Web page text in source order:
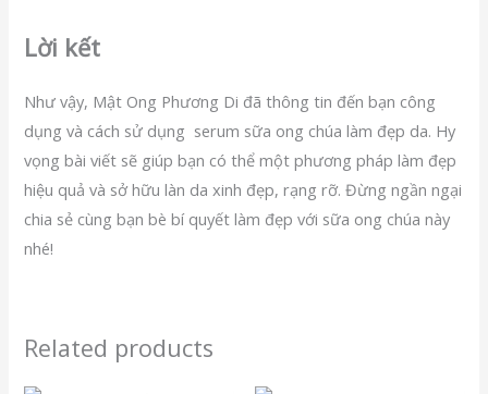
Lời kết
Như vậy, Mật Ong Phương Di đã thông tin đến bạn công
dụng và cách sử dụng serum sữa ong chúa làm đẹp da. Hy
vọng bài viết sẽ giúp bạn có thể một phương pháp làm đẹp
hiệu quả và sở hữu làn da xinh đẹp, rạng rỡ. Đừng ngần ngại
chia sẻ cùng bạn bè bí quyết làm đẹp với sữa ong chúa này
nhé!
Related products